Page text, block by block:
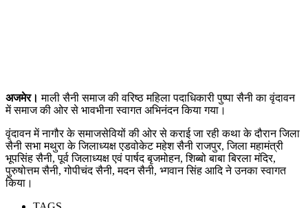
अजमेर। माली सैनी समाज की वरिष्ठ महिला पदाधिकारी पुष्पा सैनी का वृंदावन
में समाज की ओर से भावभीना स्वागत अभिनंदन किया गया।
वृंदावन में नागौर के समाजसेवियों की ओर से कराई जा रही कथा के दौरान जिला
सैनी सभा मथुरा के जिलाध्यक्ष एडवोकेट महेश सैनी राजपुर, जिला महामंत्री
भूपसिंह सैनी, पूर्व जिलाध्यक्ष एवं पार्षद बृजमोहन, शिब्बो बाबा बिरला मंदिर,
पुरुषोत्तम सैनी, गोपीचंद सैनी, मदन सैनी, भ्गवान सिंह आदि ने उनका स्वागत
किया।